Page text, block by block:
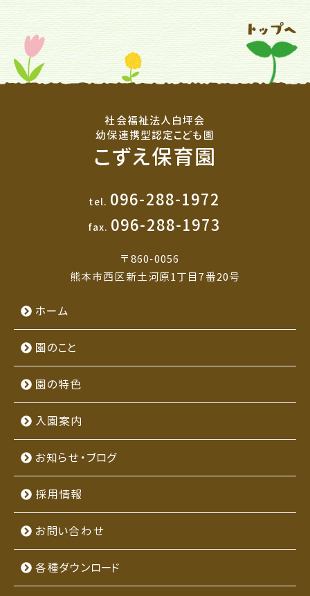
社会福祉法人白坪会
幼保連携型認定こども園
こずえ保育園
tel. 096-288-1972
fax. 096-288-1973
〒860-0056
熊本市西区新土河原1丁目7番20号
ホーム
園のこと
園の特色
入園案内
お知らせ・ブログ
採用情報
お問い合わせ
各種ダウンロード